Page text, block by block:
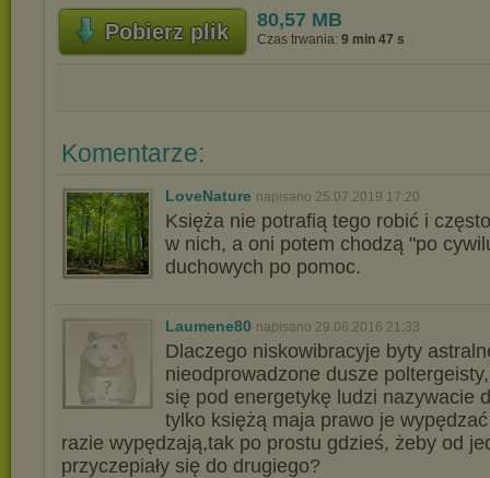
Pobierz plik 80,57 MB
Czas trwania: 9 min 47 s
Komentarze:
LoveNature napisano 25.07.2019 17:20
Księża nie potrafią tego robić i
w nich, a oni potem chodzą "po
duchowych po pomoc.
Laumene80 napisano 29.06.2016 21:33
Dlaczego niskowibracyje byty
nieodprowadzone dusze
się pod energetykę ludzi nazywacie
tylko księżą maja prawo je
razie wypędzają,tak po prostu gdzieś, żeby od
przyczepiały się do drugiego?